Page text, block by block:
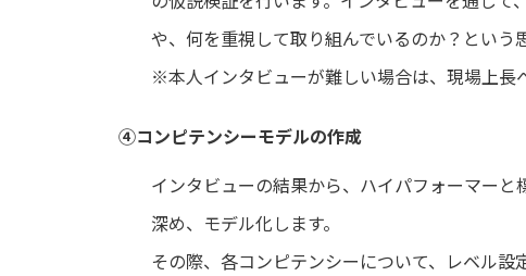
や、何を重視して取り組んでいるのか？という
※本人インタビューが難しい場合は、現場上長
④コンピテンシーモデルの作成
インタビューの結果から、ハイパフォーマー
深め、モデル化します。
その際、各コンピテンシーについて、レベル